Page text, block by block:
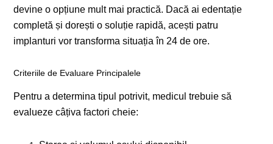
devine o opțiune mult mai practică. Dacă ai edentație
completă și dorești o soluție rapidă, acești patru
implanturi vor transforma situația în 24 de ore.
Criteriile de Evaluare Principalele
Pentru a determina tipul potrivit, medicul trebuie să
evalueze câțiva factori cheie: